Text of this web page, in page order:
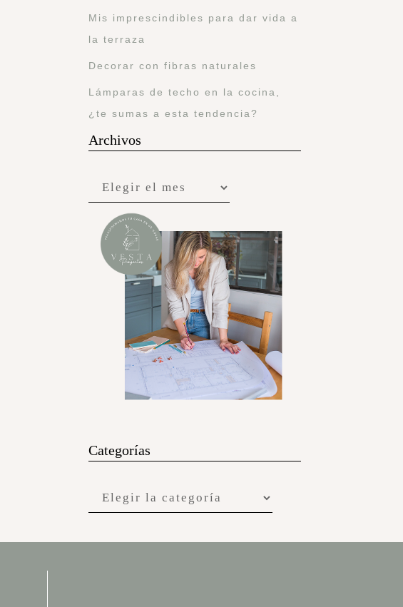
Mis imprescindibles para dar vida a
la terraza
Decorar con fibras naturales
Lámparas de techo en la cocina,
¿te sumas a esta tendencia?
Archivos
Categorías